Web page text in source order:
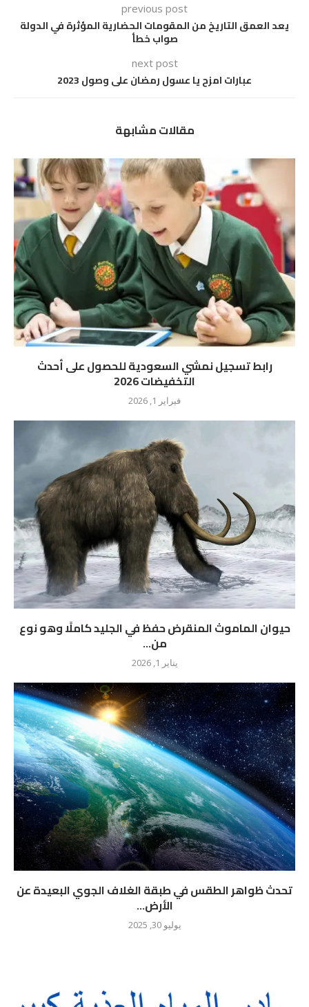
previous post
يعد العمق التاريخ من المقومات الحضارية المؤثرة في الدولة
صواب خطأ
next post
عبارات امزح يا عسول رمضان على وصول 2023
مقالات مشابهة
رابط تسجيل نمشي السعودية للحصول على أحدث
التخفيضات 2026
فبراير 1, 2026
حيوان الماموث المنقرض حفظ في الجليد كاملًا وهو نوع
من...
يناير 1, 2026
تحدث ظواهر الطقس في طبقة الغلاف الجوي البعيدة عن
الأرض...
يوليو 30, 2025